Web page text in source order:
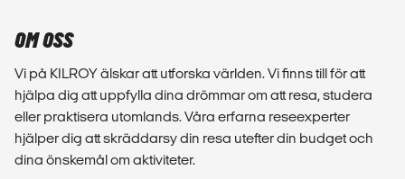
OM OSS
Vi på KILROY älskar att utforska världen. Vi finns till för att
hjälpa dig att uppfylla dina drömmar om att resa, studera
eller praktisera utomlands. Våra erfarna reseexperter
hjälper dig att skräddarsy din resa utefter din budget och
dina önskemål om aktiviteter.